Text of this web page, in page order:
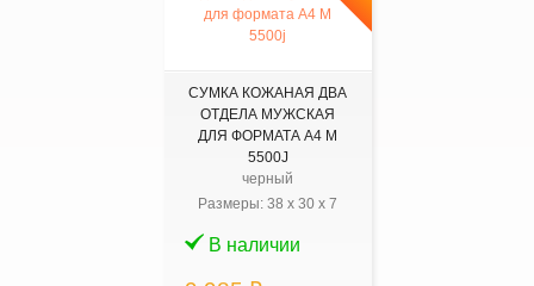
СУМКА КОЖАНАЯ ДВА
ОТДЕЛА МУЖСКАЯ
ДЛЯ ФОРМАТА А4 M
5500J
черный
Размеры:38x30x7
В наличии